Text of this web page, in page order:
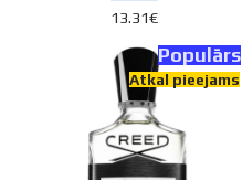
13.31€
Populārs
Atkal pieejams